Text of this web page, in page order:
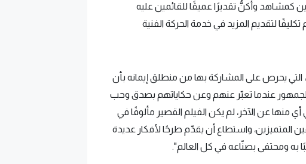
كمشاهد وأكنُّ تقديرًا عميقًا للقائمين عليه
لتقديم المزيد في خدمة الحركة الفنية
التي يحرص على المشاركة بها من منطلق إيمانه بأن
عندما تعبّر عنهم وعن حكاياتهم بصدق وحب
عن الآخر، لم يكن الفيلم القصير مألوفًا في
المتميزين، واستطاع أن يقدّم طرحًا لأفكار عديدة
به ومحتفى بصنّاعه في كل العالم".